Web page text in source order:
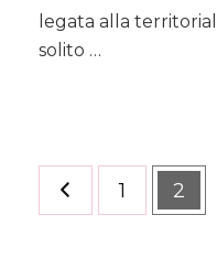
legata alla
solito …
Paginazione
degli
Pagina
1 2